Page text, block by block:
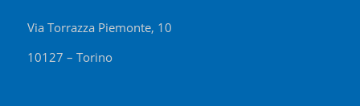
Via Torrazza Piemonte, 10
10127 – Torino